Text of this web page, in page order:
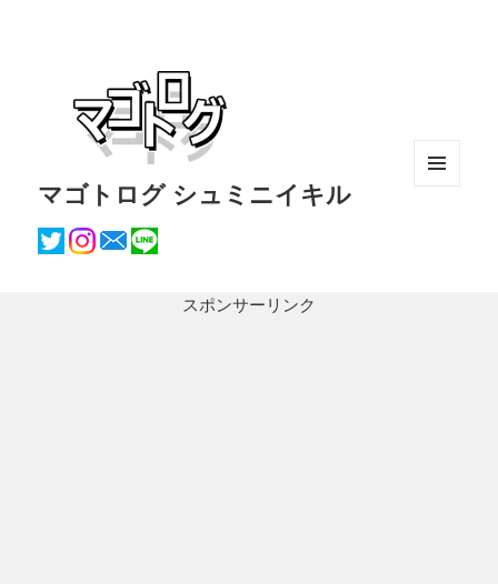
マゴトログ シュミニイキル
スポンサーリンク